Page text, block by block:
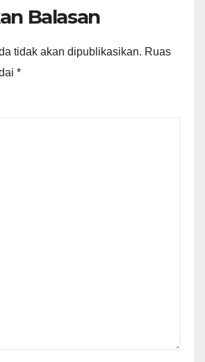
Balasan
tidak akan dipublikasikan. Ruas
*